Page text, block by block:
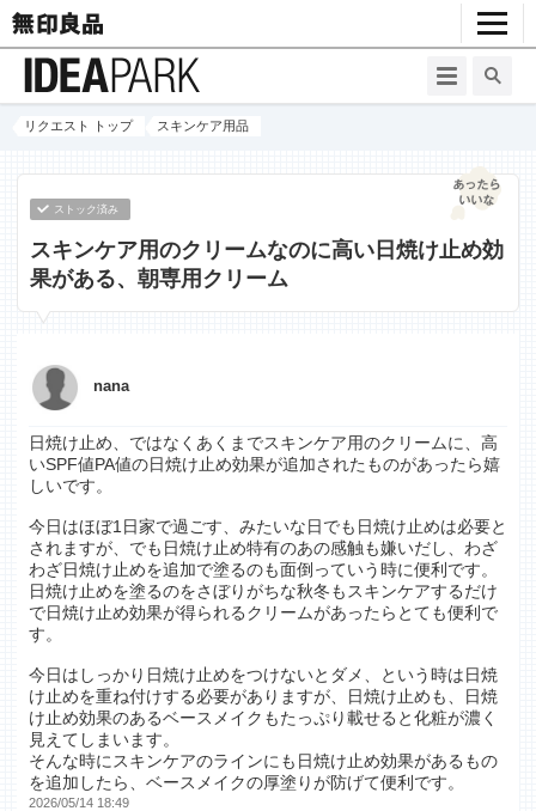
リクエスト トップ スキンケア用品
ストック済み
スキンケア用のクリームなのに高い日焼け止め効
果がある、朝専用クリーム
nana
日焼け止め、ではなくあくまでスキンケア用のクリームに、高
いSPF値PA値の日焼け止め効果が追加されたものがあったら嬉
しいです。
今日はほぼ1日家で過ごす、みたいな日でも日焼け止めは必要と
されますが、でも日焼け止め特有のあの感触も嫌いだし、わざ
わざ日焼け止めを追加で塗るのも面倒っていう時に便利です。
日焼け止めを塗るのをさぼりがちな秋冬もスキンケアするだけ
で日焼け止め効果が得られるクリームがあったらとても便利で
す。
今日はしっかり日焼け止めをつけないとダメ、という時は日焼
け止めを重ね付けする必要がありますが、日焼け止めも、日焼
け止め効果のあるベースメイクもたっぷり載せると化粧が濃く
見えてしまいます。
そんな時にスキンケアのラインにも日焼け止め効果があるもの
を追加したら、ベースメイクの厚塗りが防げて便利です。
2026/05/14 18:49